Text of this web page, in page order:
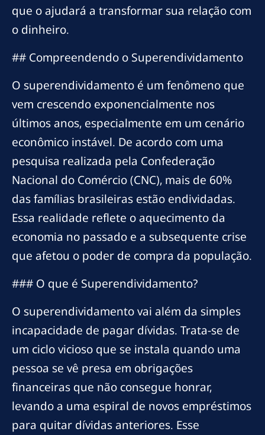
que o ajudará a transformar sua relação com
o dinheiro.
## Compreendendo o Superendividamento
O superendividamento é um fenômeno que
vem crescendo exponencialmente nos
últimos anos, especialmente em um cenário
econômico instável. De acordo com uma
pesquisa realizada pela Confederação
Nacional do Comércio (CNC), mais de 60%
das famílias brasileiras estão endividadas.
Essa realidade reflete o aquecimento da
economia no passado e a subsequente crise
que afetou o poder de compra da população.
### O que é Superendividamento?
O superendividamento vai além da simples
incapacidade de pagar dívidas. Trata-se de
um ciclo vicioso que se instala quando uma
pessoa se vê presa em obrigações
financeiras que não consegue honrar,
levando a uma espiral de novos empréstimos
para quitar dívidas anteriores. Esse